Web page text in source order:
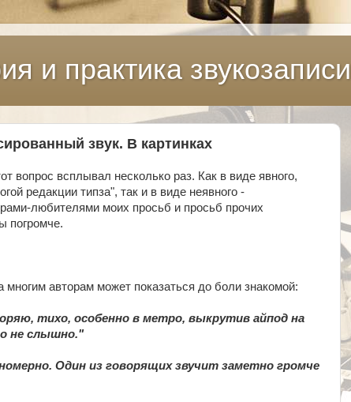
и практика звукозаписи
звук. В картинках
вопрос всплывал несколько раз. Как в виде явного,
редакции типза", так и в виде неявного -
любителями моих просьб и просьб прочих
погромче.
многим авторам может показаться до боли знакомой:
тихо, особенно в метро, выкрутив айпод на
не слышно."
Один из говорящих звучит заметно громче